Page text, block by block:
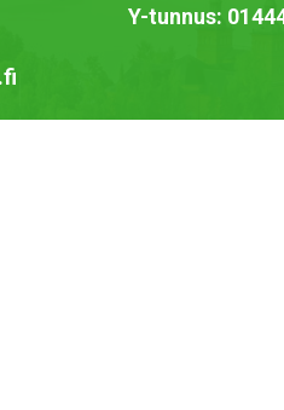
Y-tunnus: